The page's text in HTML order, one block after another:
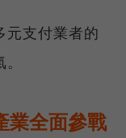
元支付業者的
業全面參戰